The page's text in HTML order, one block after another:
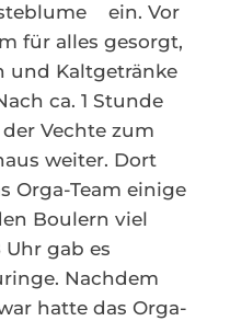
ein. Vor
für alles gesorgt,
und Kaltgetränke
ca. 1 Stunde
Vechte zum
weiter. Dort
Orga-Team einige
Boulern viel
Uhr gab es
Nachdem
hatte das Orga-